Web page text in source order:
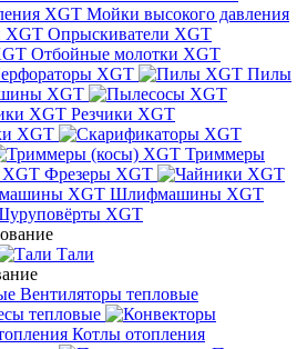
Мойки высокого давления
Опрыскиватели XGT
Отбойные молотки XGT
XGT
Пилы
XGT
Резчики XGT
XGT
Триммеры
Фрезеры XGT
Шлифмашины XGT
XGT
Тали
Вентиляторы тепловые
тепловые
Котлы отопления